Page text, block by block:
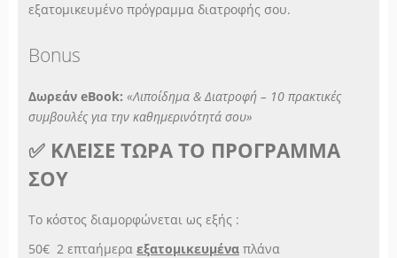
εξατομικευμένο πρόγραμμα διατροφής σου.
Bonus
Δωρεάν eBook: «Λιποίδημα & Διατροφή – 10 πρακτικές
συμβουλές για την καθημερινότητά σου»
✅ ΚΛΕΙΣΕ ΤΩΡΑ ΤΟ ΠΡΟΓΡΑΜΜΑ
ΣΟΥ
Το κόστος διαμορφώνεται ως εξής :
50€ 2 επταήμερα εξατομικευμένα πλάνα